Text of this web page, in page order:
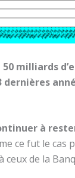
milliards
dernières
à
ce fut le cas
de la